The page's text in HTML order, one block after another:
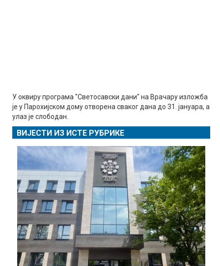
У оквиру програма "Светосавски дани" на Врачару изложба
је у Парохијском дому отворена сваког дана до 31. јануара, а
улаз је слободан.
ВИЈЕСТИ ИЗ ИСТЕ РУБРИКЕ